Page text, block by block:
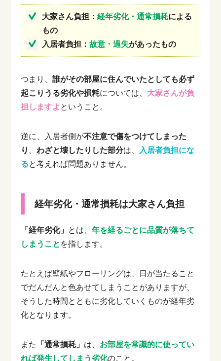
大家さん負担：経年劣化・通常損耗による
もの
入居者負担：故意・過失があったもの
つまり、誰がその部屋に住んでいたとしても必ず
起こりうる劣化や損耗については、 大家さんが負
担しますよ ということ。
逆に、入居者側が不注意で傷をつけてしまった
り
、わざと壊したりした部分は、
入居者負担にな
ると考えれば問題ありません。
経年劣化・通常損耗は大家さん負担
「経年劣化」 とは、年を経るごとに品質が落ちて
しまうこと を指します。
たとえば壁紙やフローリングは、日が当たること
でだんだんと色あせてしまうことがありますが、
そうした時間とともに劣化していくものが経年劣
化となります。
また 「通常損耗」 は、 お部屋を常識的に使ってい
れば発生してしまう劣化のこと。